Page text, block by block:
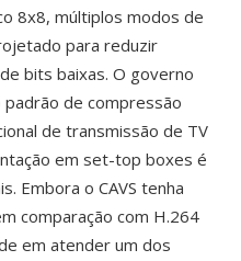
8x8, múltiplos modos de
para reduzir
bits baixas. O governo
padrão de compressão
de transmissão de TV
em set-top boxes é
Embora o CAVS tenha
comparação com H.264
em atender um dos